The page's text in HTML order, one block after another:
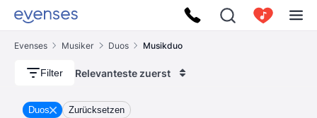
Evenses Musiker Duos Musikduo
Filter Relevanteste zuerst
Duos Zurücksetzen